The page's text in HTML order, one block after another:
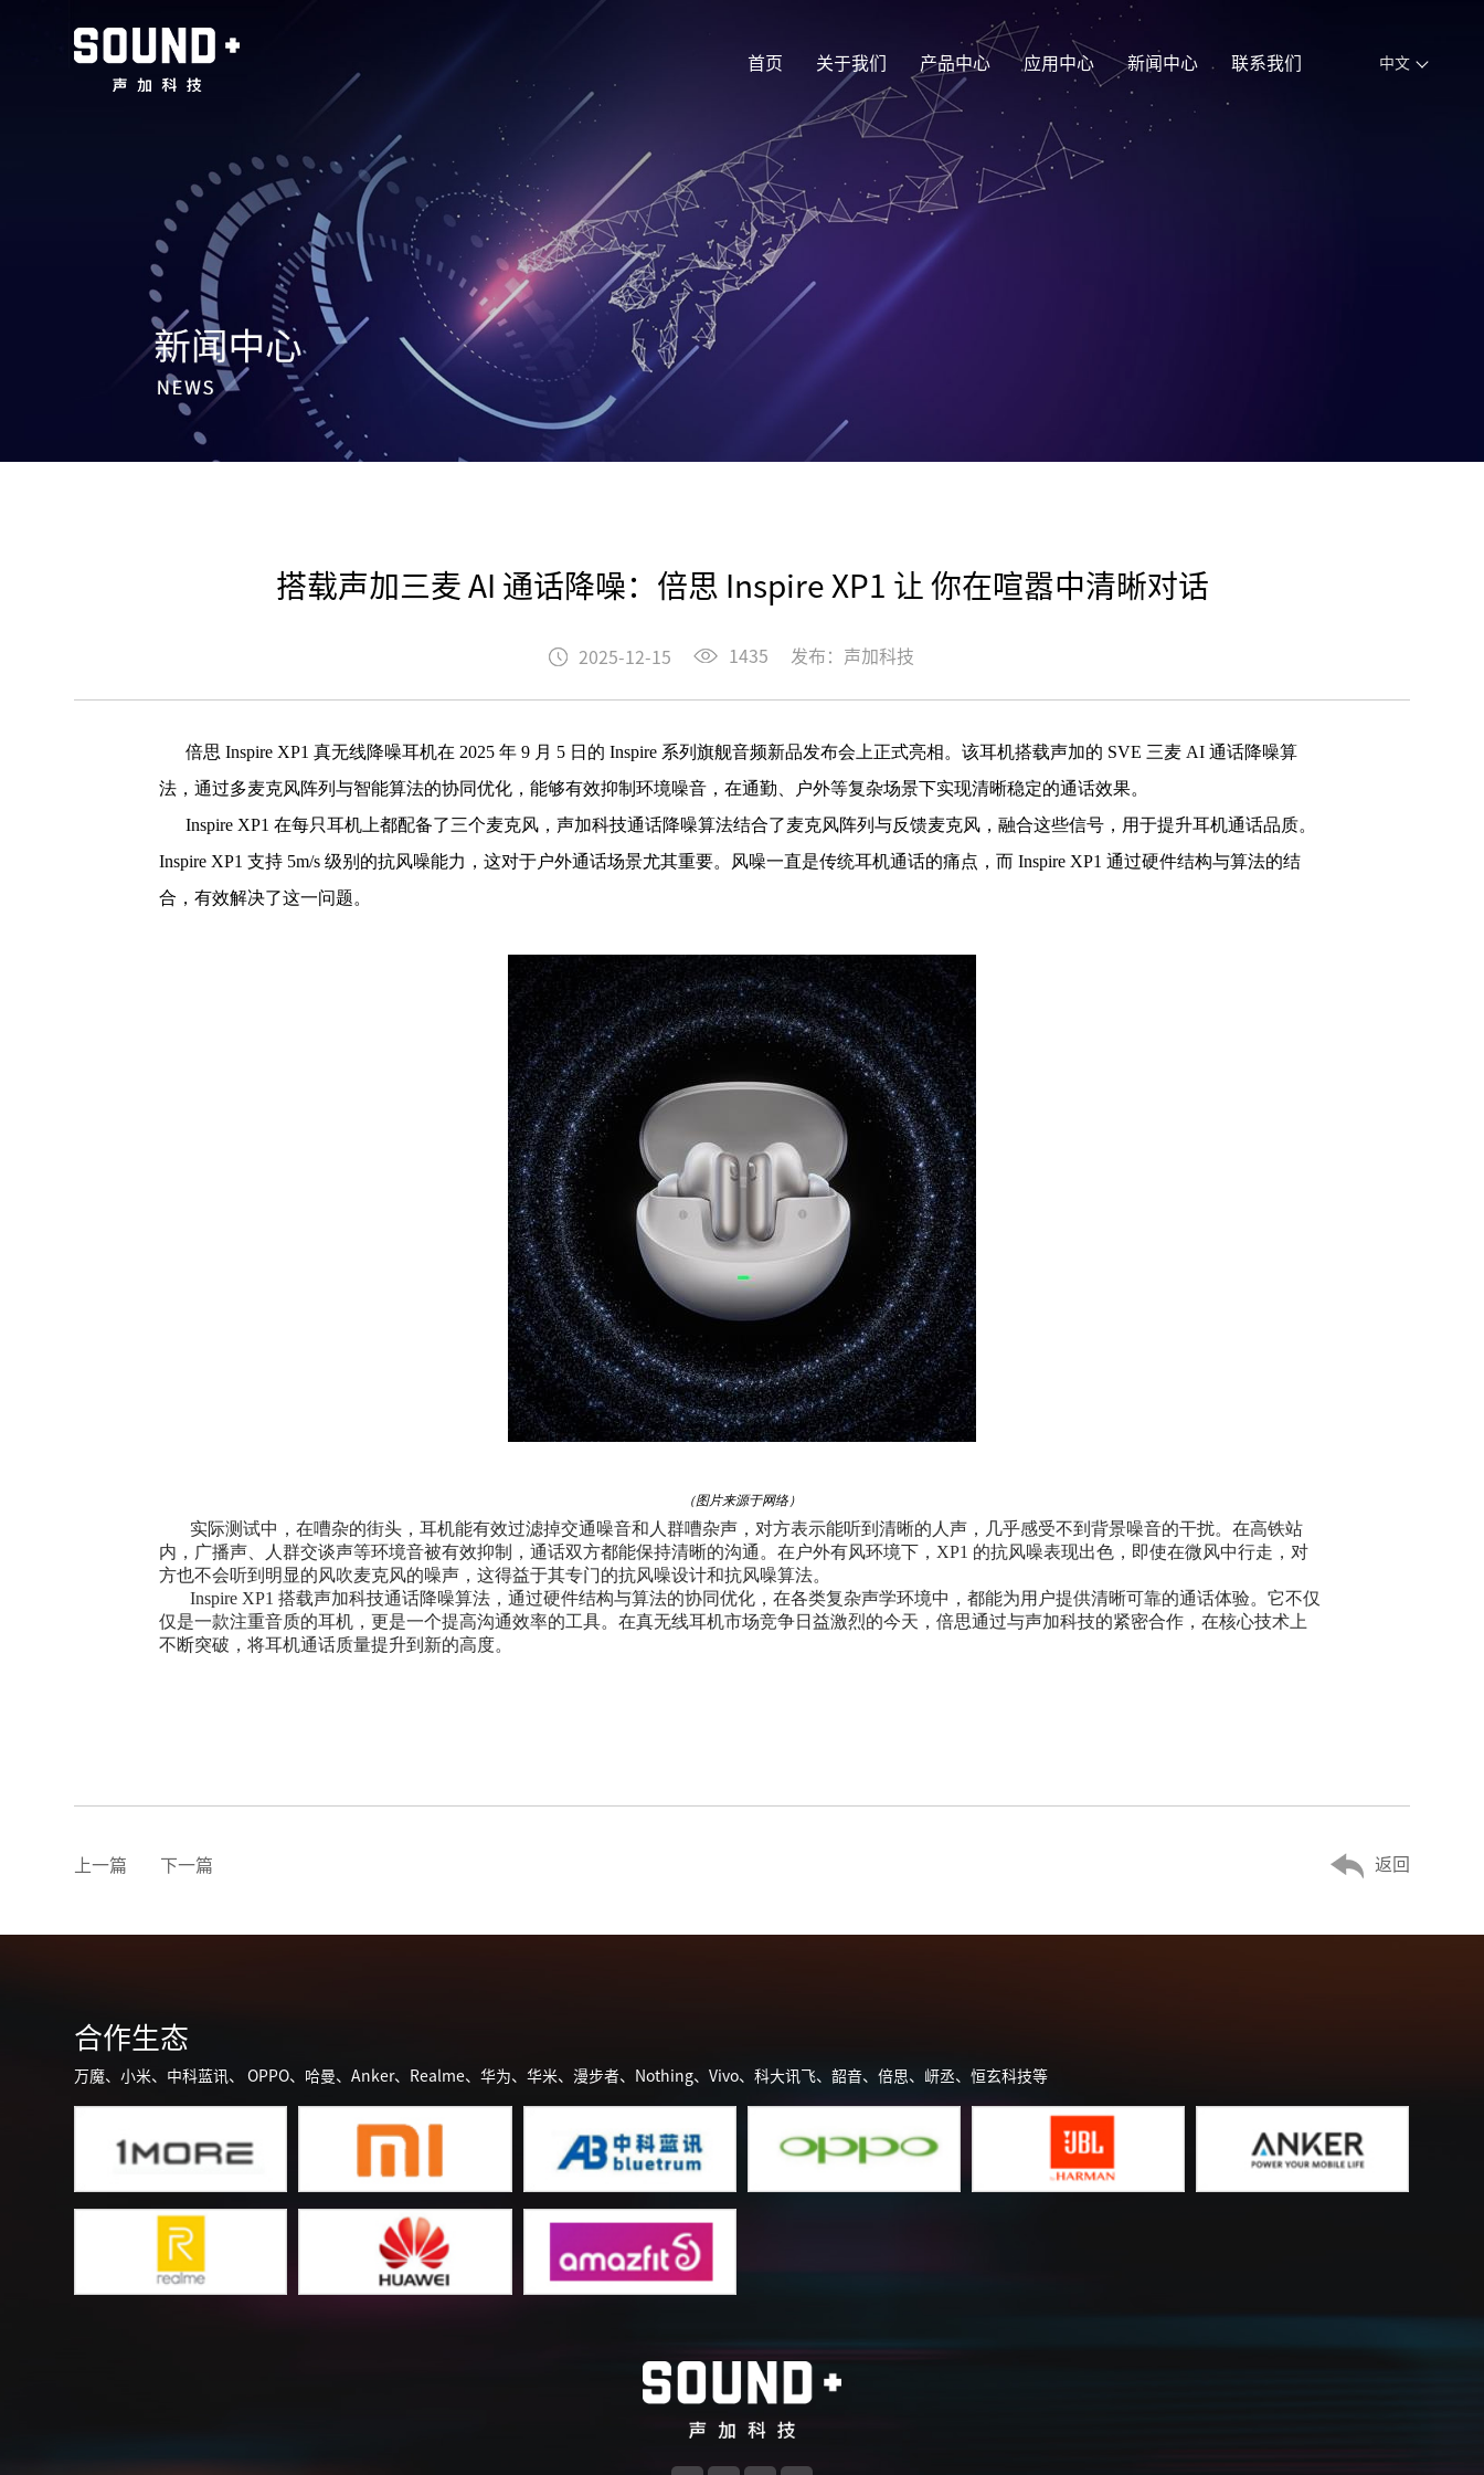
中文
首页 关于我们 产品中心 应用中心 新闻中心 联系我们
搭载声加三麦 AI 通话降噪：倍思 Inspire XP1 让 你在喧嚣中清晰对话
2025-12-15 1435 发布：声加科技
倍思 Inspire XP1 真无线降噪耳机在 2025 年 9 月 5 日的 Inspire 系列旗舰音频新品发布会上正式亮相。该耳机搭载声加的 SVE 三麦 AI 通话降噪算
法，通过多麦克风阵列与智能算法的协同优化，能够有效抑制环境噪音，在通勤、户外等复杂场景下实现清晰稳定的通话效果。
Inspire XP1 在每只耳机上都配备了三个麦克风，声加科技通话降噪算法结合了麦克风阵列与反馈麦克风，融合这些信号，用于提升耳机通话品质。
Inspire XP1 支持 5m/s 级别的抗风噪能力，这对于户外通话场景尤其重要。风噪一直是传统耳机通话的痛点，而 Inspire XP1 通过硬件结构与算法的结
合，有效解决了这一问题。
（图片来源于网络）
实际测试中，在嘈杂的街头，耳机能有效过滤掉交通噪音和人群嘈杂声，对方表示能听到清晰的人声，几乎感受不到背景噪音的干扰。在高铁站
内，广播声、人群交谈声等环境音被有效抑制，通话双方都能保持清晰的沟通。在户外有风环境下，XP1 的抗风噪表现出色，即使在微风中行走，对
方也不会听到明显的风吹麦克风的噪声，这得益于其专门的抗风噪设计和抗风噪算法。
Inspire XP1 搭载声加科技通话降噪算法，通过硬件结构与算法的协同优化，在各类复杂声学环境中，都能为用户提供清晰可靠的通话体验。它不仅
仅是一款注重音质的耳机，更是一个提高沟通效率的工具。在真无线耳机市场竞争日益激烈的今天，倍思通过与声加科技的紧密合作，在核心技术上
不断突破，将耳机通话质量提升到新的高度。
上一篇 下一篇 返回
合作生态
万魔、小米、中科蓝讯、 OPPO、哈曼、Anker、Realme、华为、华米、漫步者、Nothing、Vivo、科大讯飞、韶音、倍思、岍丞、恒玄科技等